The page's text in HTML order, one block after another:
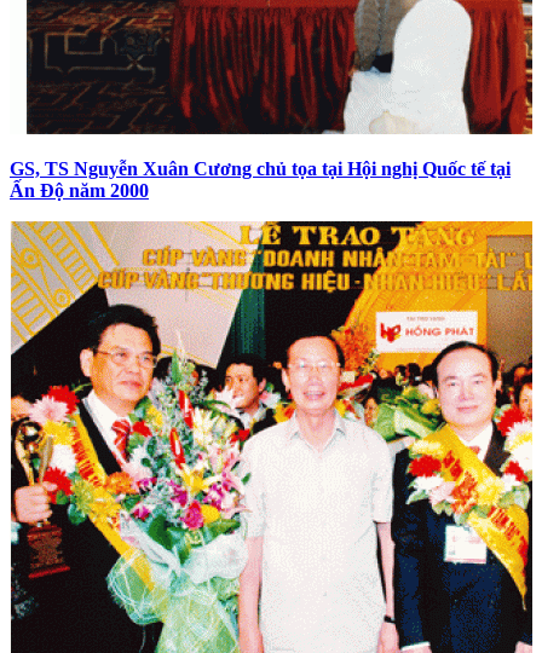
GS, TS Nguyễn Xuân Cương chủ tọa tại Hội nghị Quốc tế tại
Ấn Độ năm 2000